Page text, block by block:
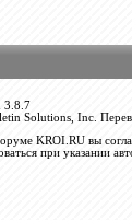
3.8.7
Solutions, Inc.
KROI.RU вы
при указании